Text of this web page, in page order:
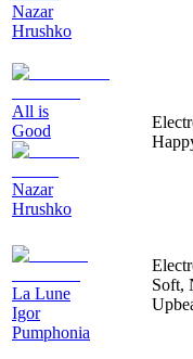
Nazar
Hrushko
All is
Good
Nazar
Hrushko
La Lune
Igor
Pumphonia
Soft,